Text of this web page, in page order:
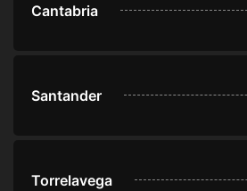
Cantabria
Santander
Torrelavega